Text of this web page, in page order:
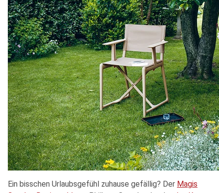
Ein bisschen Urlaubsgefühl zuhause gefällig? Der Magis